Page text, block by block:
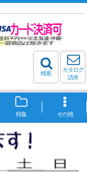
検索
カタログ
請求
特集 その他